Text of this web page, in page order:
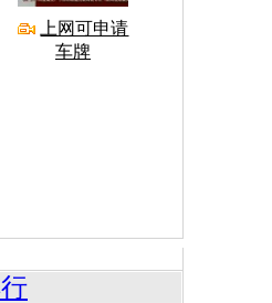
上网可申请
车牌